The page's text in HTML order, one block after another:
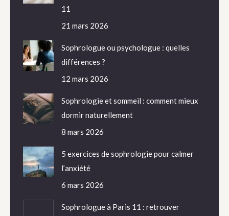
11
21 mars 2026
Sophrologue ou psychologue : quelles
différences ?
12 mars 2026
Sophrologie et sommeil : comment mieux
dormir naturellement
8 mars 2026
5 exercices de sophrologie pour calmer
l’anxiété
6 mars 2026
Sophrologue à Paris 11 : retrouver